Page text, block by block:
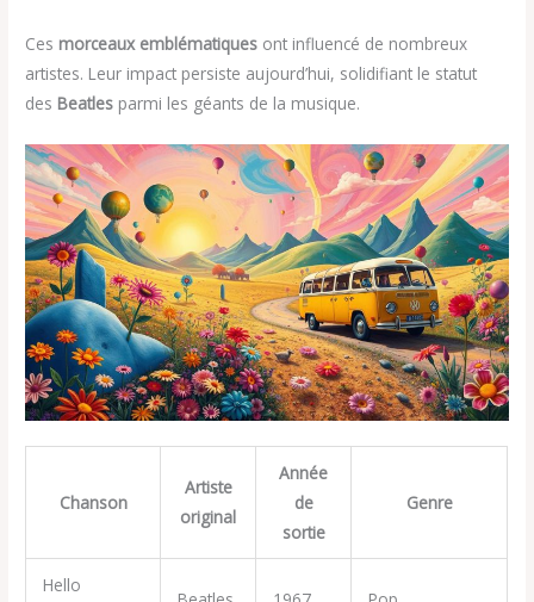
Ces morceaux emblématiques ont influencé de nombreux
artistes. Leur impact persiste aujourd’hui, solidifiant le statut
des Beatles parmi les géants de la musique.
Chanson
Artiste
original
Année
de
sortie
Genre
Hello